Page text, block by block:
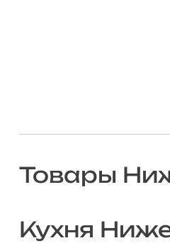
Товары
Кухня